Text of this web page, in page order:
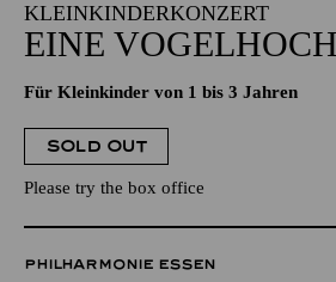
KLEINKINDERKONZERT
EINE
Für Kleinkinder von 1 bis 3 Jahren
SOLD OUT
Please try the box office
PHILHARMONIE ESSEN